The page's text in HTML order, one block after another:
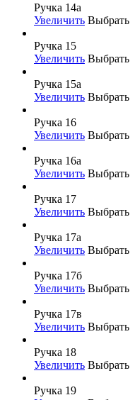
Ручка 14а
Увеличить Выбрать
Ручка 15
Увеличить Выбрать
Ручка 15а
Увеличить Выбрать
Ручка 16
Увеличить Выбрать
Ручка 16а
Увеличить Выбрать
Ручка 17
Увеличить Выбрать
Ручка 17а
Увеличить Выбрать
Ручка 17б
Увеличить Выбрать
Ручка 17в
Увеличить Выбрать
Ручка 18
Увеличить Выбрать
Ручка 19